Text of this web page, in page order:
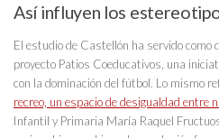
Así influyen los
El estudio de Castellón ha servido como
proyecto Patios Coeducativos, una
con la dominación del fútbol. Lo mismo
recreo, un espacio de desigualdad entre
Infantil y Primaria María Raquel